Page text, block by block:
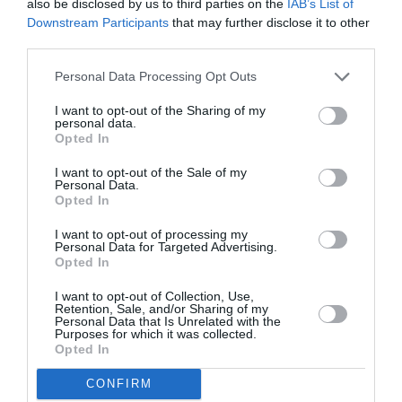
also be disclosed by us to third parties on the IAB’s List of
Downstream Participants that may further disclose it to other
Personal Data Processing Opt Outs
I want to opt-out of the Sharing of my
personal data.
Opted In
I want to opt-out of the Sale of my
Personal Data.
Opted In
I want to opt-out of processing my
Personal Data for Targeted Advertising.
Opted In
I want to opt-out of Collection, Use,
Retention, Sale, and/or Sharing of my
Personal Data that Is Unrelated with the
Purposes for which it was collected.
Opted In
CONFIRM
Γιώργος Περρής
και Λίνα
στο Κηποθέατρο
Παπάγου
ΘΕΑΤΡΟ - ΧΟΡΟΣ / ΝΕΑ
Περιμένοντας
τον Γκοντό, από
τον Γιάννη
Κακλέα στο
Κηποθέατρο
Παπάγου
Η «Λίμνη των
Κύκνων» στο
Παπάγου
❮ Προηγούμενη 2 Επόμενη ❯